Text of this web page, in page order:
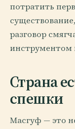
потратить
разговор
инструментом
Страна
спешки
Масгуф — это